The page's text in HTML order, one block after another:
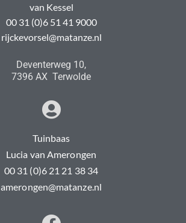
van Kessel
00 31 (0)6 51 41 9000
rijckevorsel@matanze.nl
Deventerweg 10,
7396 AX Terwolde
Tuinbaas
Lucia van Amerongen
00 31 (0)6 21 21 38 34
amerongen@matanze.nl